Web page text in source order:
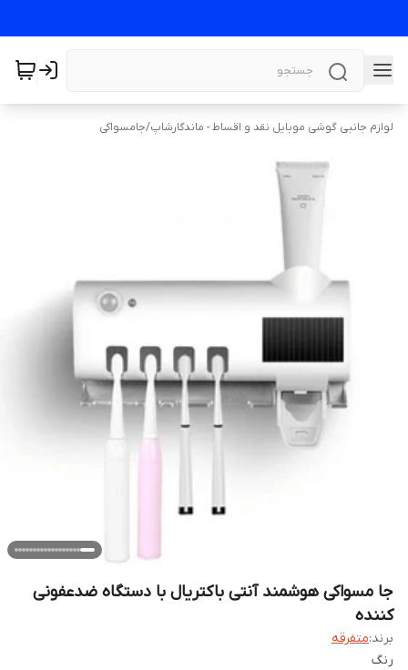
لوازم جانبی گوشی موبایل نقد و اقساط - ماندگارشاپ/جامسواکی
جا مسواکی هوشمند آنتی باکتریال با دستگاه ضدعفونی
کننده
برند:متفرقه
رنگ